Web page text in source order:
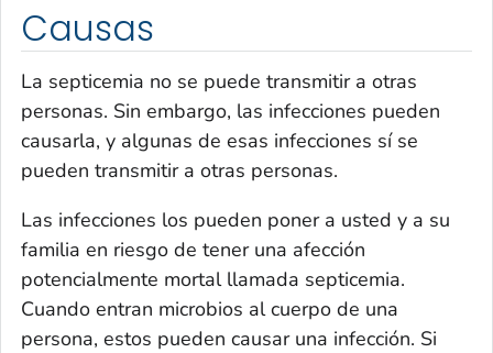
Causas
La septicemia no se puede transmitir a otras
personas. Sin embargo, las infecciones pueden
causarla, y algunas de esas infecciones sí se
pueden transmitir a otras personas.
Las infecciones los pueden poner a usted y a su
familia en riesgo de tener una afección
potencialmente mortal llamada septicemia.
Cuando entran microbios al cuerpo de una
persona, estos pueden causar una infección. Si